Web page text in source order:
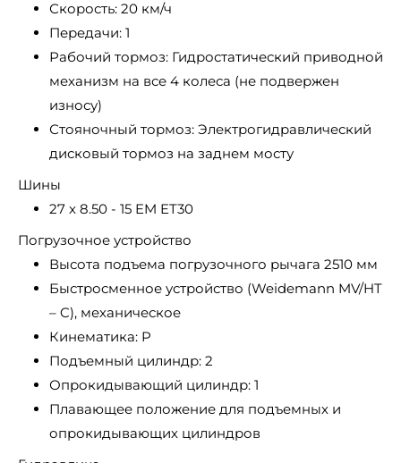
Скорость: 20 км/ч
Передачи: 1
Рабочий тормоз: Гидростатический приводной
механизм на все 4 колеса (не подвержен
износу)
Стояночный тормоз: Электрогидравлический
дисковый тормоз на заднем мосту
Шины
27 x 8.50 - 15 EM ET30
Погрузочное устройство
Высота подъема погрузочного рычага 2510 мм
Быстросменное устройство (Weidemann MV/HT
– C), механическое
Кинематика: P
Подъемный цилиндр: 2
Опрокидывающий цилиндр: 1
Плавающее положение для подъемных и
опрокидывающих цилиндров